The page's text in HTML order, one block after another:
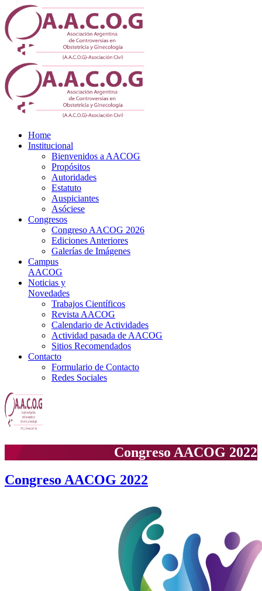
Home
Institucional
Bienvenidos a AACOG
Propósitos
Autoridades
Estatuto
Auspiciantes
Asóciese
Congresos
Congreso AACOG 2026
Ediciones Anteriores
Galerías de Imágenes
Campus
AACOG
Noticias y
Novedades
Trabajos Científicos
Revista AACOG
Calendario de Actividades
Actividad pasada de AACOG
Sitios Recomendados
Contacto
Formulario de Contacto
Redes Sociales
Congreso AACOG 2022
Congreso AACOG 2022